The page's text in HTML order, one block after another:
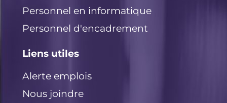
Personnel en informatique
Personnel d'encadrement
Liens utiles
Alerte emplois
Nous joindre